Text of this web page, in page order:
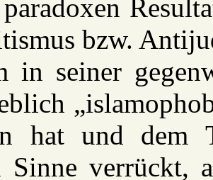
bzw.
in seiner
hat und dem
Sinne verrückt,